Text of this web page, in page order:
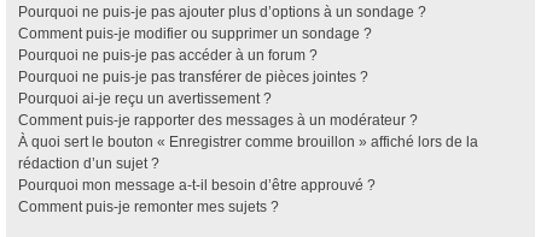
Pourquoi ne puis-je pas ajouter plus d’options à un sondage ?
Comment puis-je modifier ou supprimer un sondage ?
Pourquoi ne puis-je pas accéder à un forum ?
Pourquoi ne puis-je pas transférer de pièces jointes ?
Pourquoi ai-je reçu un avertissement ?
Comment puis-je rapporter des messages à un modérateur ?
À quoi sert le bouton « Enregistrer comme brouillon » affiché lors de la
rédaction d’un sujet ?
Pourquoi mon message a-t-il besoin d’être approuvé ?
Comment puis-je remonter mes sujets ?